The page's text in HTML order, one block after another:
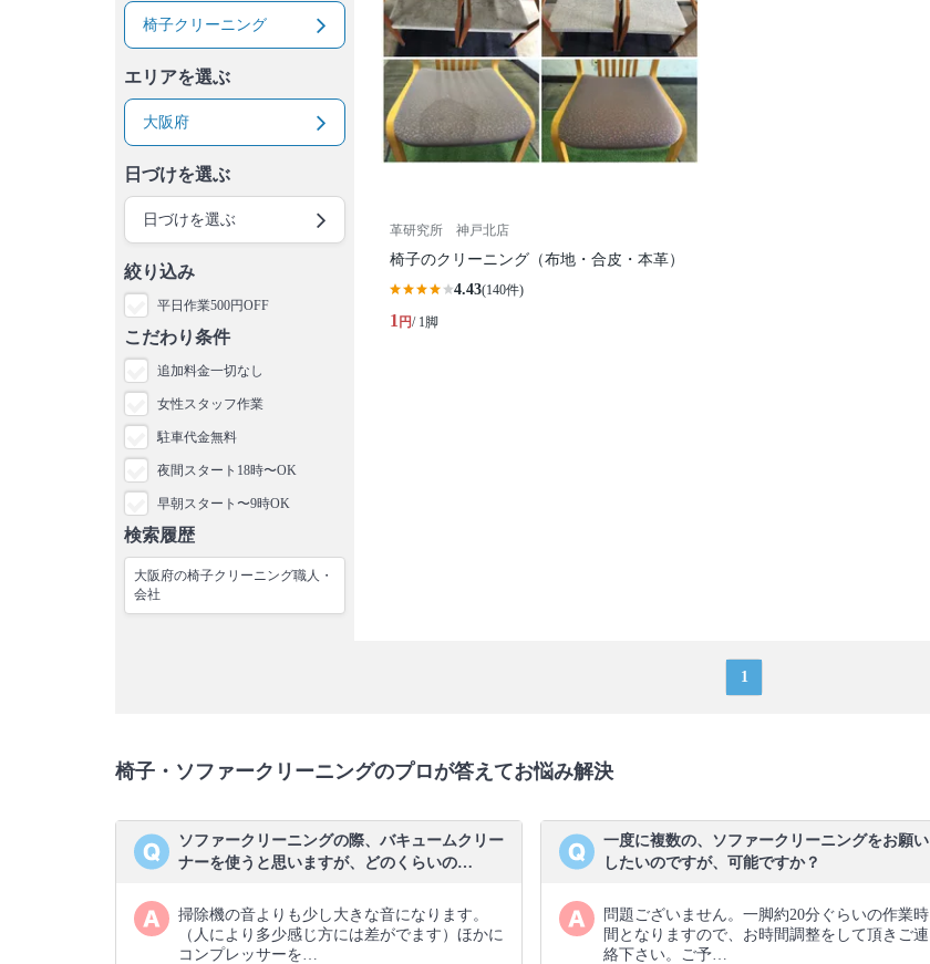
椅子クリーニング
エリアを選ぶ
大阪府
日づけを選ぶ
日づけを選ぶ
絞り込み
平日作業500円OFF
こだわり条件
追加料金一切なし
女性スタッフ作業
駐車代金無料
夜間スタート18時〜OK
早朝スタート〜9時OK
検索履歴
大阪府の椅子クリーニング職人・
会社
革研究所 神戸北店
椅子のクリーニング（布地・合皮・本革）
4.43(140件)
1 円/ 1脚
1
椅子・ソファークリーニングのプロが答えてお悩み解決
ソファークリーニングの際、バキュームクリー
ナーを使うと思いますが、どのくらいの…
掃除機の音よりも少し大きな音になります。
（人により多少感じ方には差がでます）ほかに
コンプレッサーを…
一度に複数の、ソファークリーニングをお願い
したいのですが、可能ですか？
問題ございません。一脚約20分ぐらいの作業時
間となりますので、お時間調整をして頂きご連
絡下さい。ご予…